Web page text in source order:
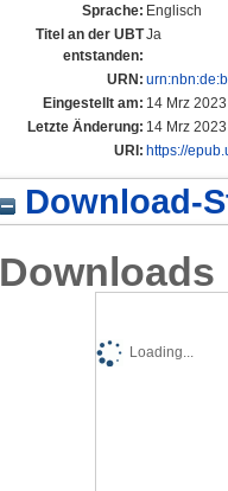
Sprache: Englisch
Titel an der UBT
entstanden:
Ja
URN:
Eingestellt am: 14 Mrz
Letzte Änderung: 14 Mrz
URI: https://
Download-
Downloads
Loading...